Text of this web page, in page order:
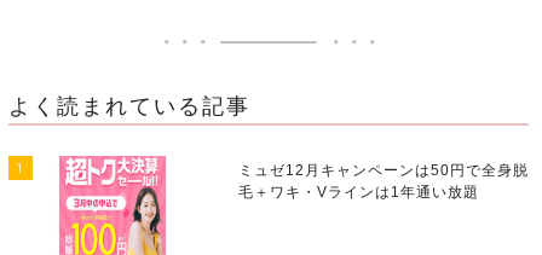
よく読まれている記事
1
ミュゼ12月キャンペーンは50円で全身脱
毛＋ワキ・Vラインは1年通い放題